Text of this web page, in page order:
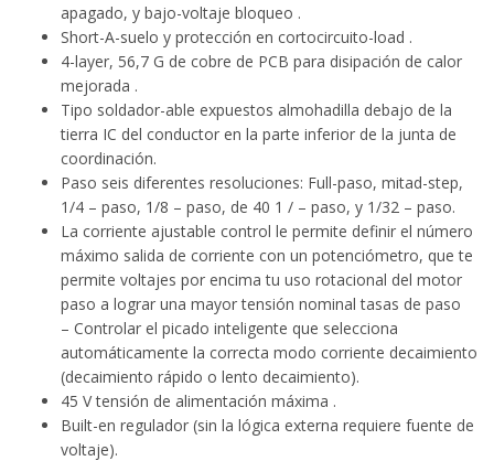
apagado, y bajo-voltaje bloqueo .
Short-A-suelo y protección en cortocircuito-load .
4-layer, 56,7 G de cobre de PCB para disipación de calor
mejorada .
Tipo soldador-able expuestos almohadilla debajo de la
tierra IC del conductor en la parte inferior de la junta de
coordinación.
Paso seis diferentes resoluciones: Full-paso, mitad-step,
1/4 – paso, 1/8 – paso, de 40 1 / – paso, y 1/32 – paso.
La corriente ajustable control le permite definir el número
máximo salida de corriente con un potenciómetro, que te
permite voltajes por encima tu uso rotacional del motor
paso a lograr una mayor tensión nominal tasas de paso
– Controlar el picado inteligente que selecciona
automáticamente la correcta modo corriente decaimiento
(decaimiento rápido o lento decaimiento).
45 V tensión de alimentación máxima .
Built-en regulador (sin la lógica externa requiere fuente de
voltaje).